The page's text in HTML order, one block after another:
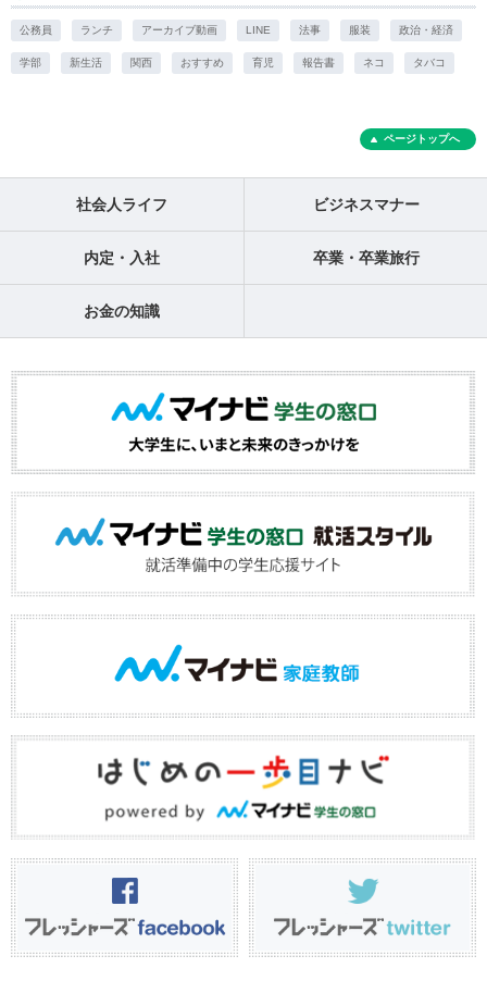
公務員 ランチ アーカイブ動画 LINE 法事 服装 政治・経済
学部 新生活 関西 おすすめ 育児 報告書 ネコ タバコ
ページトップへ
社会人ライフ ビジネスマナー
内定・入社 卒業・卒業旅行
お金の知識